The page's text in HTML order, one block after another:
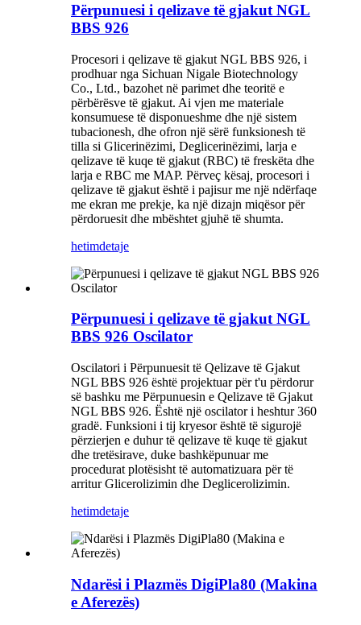
Përpunuesi i qelizave të gjakut NGL
BBS 926
Procesori i qelizave të gjakut NGL BBS 926, i
prodhuar nga Sichuan Nigale Biotechnology
Co., Ltd., bazohet në parimet dhe teoritë e
përbërësve të gjakut. Ai vjen me materiale
konsumuese të disponueshme dhe një sistem
tubacionesh, dhe ofron një sërë funksionesh të
tilla si Glicerinëzimi, Deglicerinëzimi, larja e
qelizave të kuqe të gjakut (RBC) të freskëta dhe
larja e RBC me MAP. Përveç kësaj, procesori i
qelizave të gjakut është i pajisur me një ndërfaqe
me ekran me prekje, ka një dizajn miqësor për
përdoruesit dhe mbështet gjuhë të shumta.
hetimdetaje
Përpunuesi i qelizave të gjakut NGL
BBS 926 Oscilator
Oscilatori i Përpunuesit të Qelizave të Gjakut
NGL BBS 926 është projektuar për t'u përdorur
së bashku me Përpunuesin e Qelizave të Gjakut
NGL BBS 926. Është një oscilator i heshtur 360
gradë. Funksioni i tij kryesor është të sigurojë
përzierjen e duhur të qelizave të kuqe të gjakut
dhe tretësirave, duke bashkëpunuar me
procedurat plotësisht të automatizuara për të
arritur Glicerolizimin dhe Deglicerolizimin.
hetimdetaje
Ndarësi i Plazmës DigiPla80 (Makina
e Aferezës)